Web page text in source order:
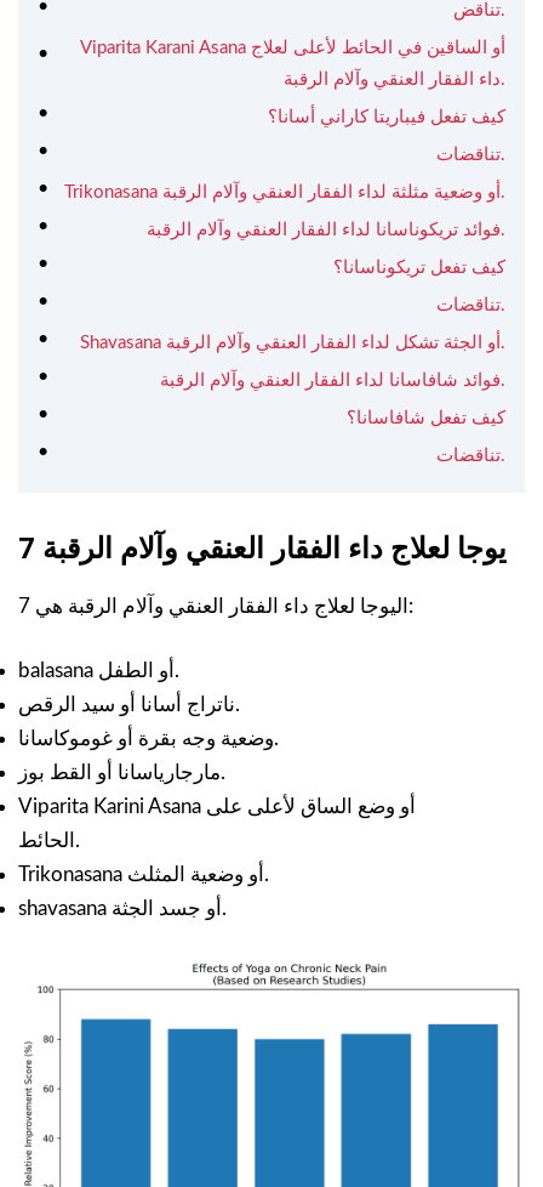
تناقض.
Viparita Karani Asana أو الساقين في الحائط لأعلى لعلاج
داء الفقار العنقي وآلام الرقبة.
كيف تفعل فيباريتا كاراني أسانا؟
تناقضات.
Trikonasana أو وضعية مثلثة لداء الفقار العنقي وآلام الرقبة.
فوائد تريكوناسانا لداء الفقار العنقي وآلام الرقبة.
كيف تفعل تريكوناسانا؟
تناقضات.
Shavasana أو الجثة تشكل لداء الفقار العنقي وآلام الرقبة.
فوائد شافاسانا لداء الفقار العنقي وآلام الرقبة.
كيف تفعل شافاسانا؟
تناقضات.
7 يوجا لعلاج داء الفقار العنقي وآلام الرقبة
7 اليوجا لعلاج داء الفقار العنقي وآلام الرقبة هي:
balasana أو الطفل.
ناتراج أسانا أو سيد الرقص.
وضعية وجه بقرة أو غوموكاسانا.
مارجارياسانا أو القط بوز.
Viparita Karini Asana أو وضع الساق لأعلى على
الحائط.
Trikonasana أو وضعية المثلث.
shavasana أو جسد الجثة.